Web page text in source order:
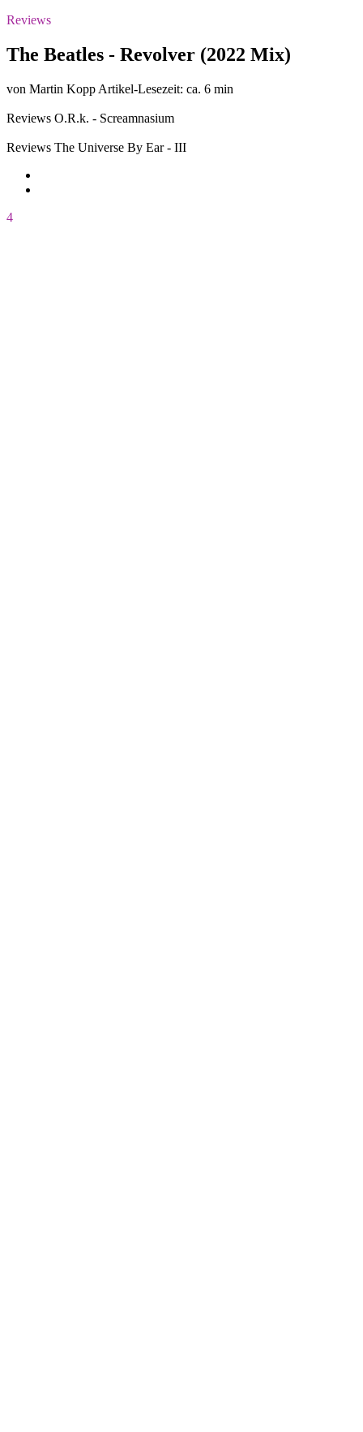
Reviews
The Beatles - Revolver (2022 Mix)
von Martin Kopp Artikel-Lesezeit: ca. 6 min
Reviews O.R.k. - Screamnasium
Reviews The Universe By Ear - III
4